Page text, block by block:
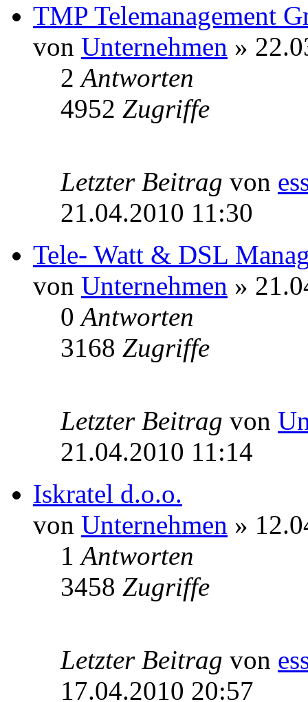
TMP Telemanagement
von Unternehmen »
2Antworten
4952 Zugriffe
Letzter Beitrag von
21.04.2010 11:30
Tele- Watt & DSL
von Unternehmen »
0Antworten
3168 Zugriffe
Letzter Beitrag von
21.04.2010 11:14
Iskratel d.o.o.
von Unternehmen »
1Antworten
3458 Zugriffe
Letzter Beitrag von
17.04.2010 20:57